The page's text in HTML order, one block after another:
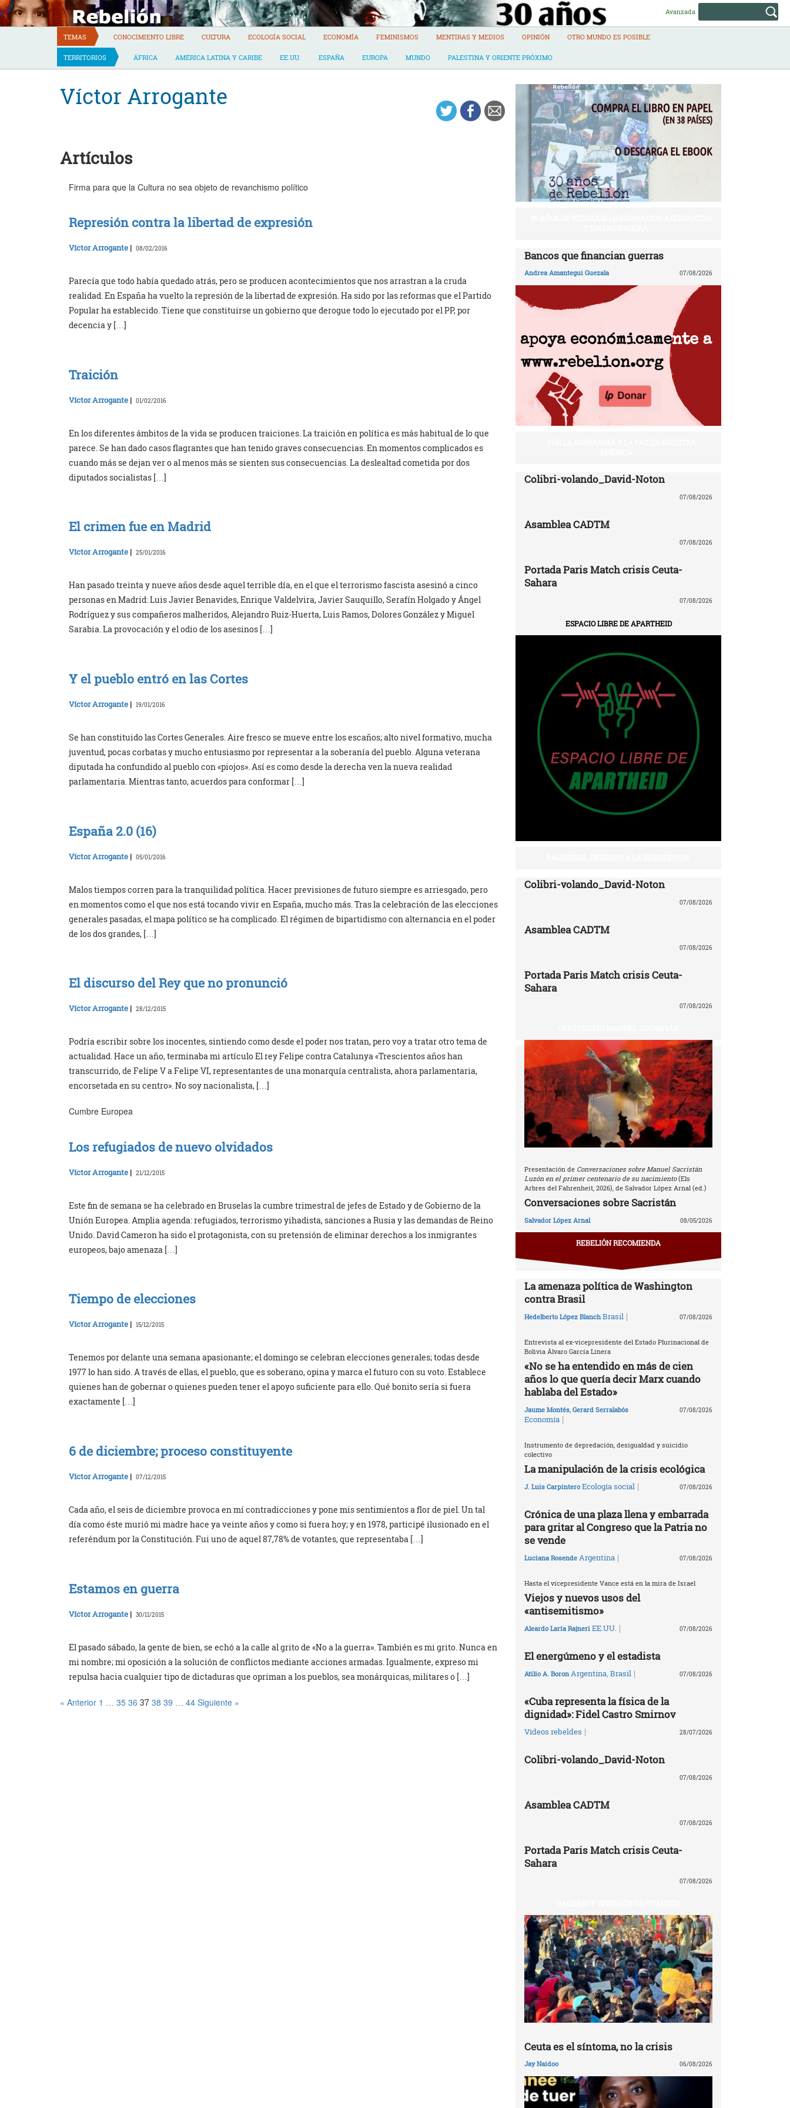
Skip
to
content
Avanzada
TEMAS CONOCIMIENTO LIBRE CULTURA ECOLOGÍA SOCIAL ECONOMÍA FEMINISMOS MENTIRAS Y MEDIOS OPINIÓN OTRO MUNDO ES POSIBLE
TERRITORIOS ÁFRICA AMÉRICA LATINA Y CARIBE EE.UU. ESPAÑA EUROPA MUNDO PALESTINA Y ORIENTE PRÓXIMO
Víctor Arrogante
Artículos
Firma para que la Cultura no sea objeto de revanchismo político
Represión contra la libertad de expresión
Víctor Arrogante | 08/02/2016
Parecía que todo había quedado atrás, pero se producen acontecimientos que nos arrastran a la cruda
realidad. En España ha vuelto la represión de la libertad de expresión. Ha sido por las reformas que el Partido
Popular ha establecido. Tiene que constituirse un gobierno que derogue todo lo ejecutado por el PP, por
decencia y […]
Traición
Víctor Arrogante | 01/02/2016
En los diferentes ámbitos de la vida se producen traiciones. La traición en política es más habitual de lo que
parece. Se han dado casos flagrantes que han tenido graves consecuencias. En momentos complicados es
cuando más se dejan ver o al menos más se sienten sus consecuencias. La deslealtad cometida por dos
diputados socialistas […]
El crimen fue en Madrid
Víctor Arrogante | 25/01/2016
Han pasado treinta y nueve años desde aquel terrible día, en el que el terrorismo fascista asesinó a cinco
personas en Madrid: Luis Javier Benavides, Enrique Valdelvira, Javier Sauquillo, Serafín Holgado y Ángel
Rodríguez y sus compañeros malheridos, Alejandro Ruiz-Huerta, Luis Ramos, Dolores González y Miguel
Sarabia. La provocación y el odio de los asesinos […]
Y el pueblo entró en las Cortes
Víctor Arrogante | 19/01/2016
Se han constituido las Cortes Generales. Aire fresco se mueve entre los escaños; alto nivel formativo, mucha
juventud, pocas corbatas y mucho entusiasmo por representar a la soberanía del pueblo. Alguna veterana
diputada ha confundido al pueblo con «piojos». Así es como desde la derecha ven la nueva realidad
parlamentaria. Mientras tanto, acuerdos para conformar […]
España 2.0 (16)
Víctor Arrogante | 05/01/2016
Malos tiempos corren para la tranquilidad política. Hacer previsiones de futuro siempre es arriesgado, pero
en momentos como el que nos está tocando vivir en España, mucho más. Tras la celebración de las elecciones
generales pasadas, el mapa político se ha complicado. El régimen de bipartidismo con alternancia en el poder
de los dos grandes, […]
El discurso del Rey que no pronunció
Víctor Arrogante | 28/12/2015
Podría escribir sobre los inocentes, sintiendo como desde el poder nos tratan, pero voy a tratar otro tema de
actualidad. Hace un año, terminaba mi artículo El rey Felipe contra Catalunya «Trescientos años han
transcurrido, de Felipe V a Felipe VI, representantes de una monarquía centralista, ahora parlamentaria,
encorsetada en su centro». No soy nacionalista, […]
Cumbre Europea
Los refugiados de nuevo olvidados
Víctor Arrogante | 21/12/2015
Este fin de semana se ha celebrado en Bruselas la cumbre trimestral de jefes de Estado y de Gobierno de la
Unión Europea. Amplia agenda: refugiados, terrorismo yihadista, sanciones a Rusia y las demandas de Reino
Unido. David Cameron ha sido el protagonista, con su pretensión de eliminar derechos a los inmigrantes
europeos, bajo amenaza […]
Tiempo de elecciones
Víctor Arrogante | 15/12/2015
Tenemos por delante una semana apasionante; el domingo se celebran elecciones generales; todas desde
1977 lo han sido. A través de ellas, el pueblo, que es soberano, opina y marca el futuro con su voto. Establece
quienes han de gobernar o quienes pueden tener el apoyo suficiente para ello. Qué bonito sería si fuera
exactamente […]
6 de diciembre; proceso constituyente
Víctor Arrogante | 07/12/2015
Cada año, el seis de diciembre provoca en mí contradicciones y pone mis sentimientos a flor de piel. Un tal
día como éste murió mi madre hace ya veinte años y como si fuera hoy; y en 1978, participé ilusionado en el
referéndum por la Constitución. Fui uno de aquel 87,78% de votantes, que representaba […]
Estamos en guerra
Víctor Arrogante | 30/11/2015
El pasado sábado, la gente de bien, se echó a la calle al grito de «No a la guerra». También es mi grito. Nunca en
mi nombre; mi oposición a la solución de conflictos mediante acciones armadas. Igualmente, expreso mi
repulsa hacia cualquier tipo de dictaduras que opriman a los pueblos, sea monárquicas, militares o […]
« Anterior 1 35 36 37 38 39 44 Siguiente »
Bancos que financian guerras
Andrea Amantegui Guezala 07/08/2026
Colibri-volando_David-Noton
07/08/2026
Asamblea CADTM
07/08/2026
Portada Paris Match crisis Ceuta-
Sahara
07/08/2026
ESPACIO LIBRE DE APARTHEID
Colibri-volando_David-Noton
07/08/2026
Asamblea CADTM
07/08/2026
Portada Paris Match crisis Ceuta-
Sahara
07/08/2026
Presentación de Conversaciones sobre Manuel Sacristán
Luzón en el primer centenario de su nacimiento(Els
Arbres del Fahrenheit, 2026), de Salvador López Arnal (ed.)
Conversaciones sobre Sacristán
Salvador López Arnal 08/05/2026
REBELIÓN RECOMIENDA
La amenaza política de Washington
contra Brasil
Hedelberto López Blanch Brasil | 07/08/2026
Entrevista al ex-vicepresidente del Estado Plurinacional de
Bolivia Álvaro García Linera
«No se ha entendido en más de cien
años lo que quería decir Marx cuando
hablaba del Estado»
Jaume Montés, Gerard Serralabós
Economía |
07/08/2026
Instrumento de depredación, desigualdad y suicidio
colectivo
La manipulación de la crisis ecológica
J. Luis Carpintero Ecología social | 07/08/2026
Crónica de una plaza llena y embarrada
para gritar al Congreso que la Patria no
se vende
Luciana Rosende Argentina | 07/08/2026
Hasta el vicepresidente Vance está en la mira de Israel
Viejos y nuevos usos del
«antisemitismo»
Aleardo Laría Rajneri EE.UU. | 07/08/2026
El energúmeno y el estadista
Atilio A. Boron Argentina Brasil | 07/08/2026
«Cuba representa la física de la
dignidad»: Fidel Castro Smirnov
Vídeos rebeldes | 28/07/2026
Colibri-volando_David-Noton
07/08/2026
Asamblea CADTM
07/08/2026
Portada Paris Match crisis Ceuta-
Sahara
07/08/2026
Ceuta es el síntoma, no la crisis
Jay Naidoo 06/08/2026